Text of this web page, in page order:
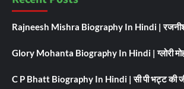
Rajneesh Mishra Biography In Hindi | रजनीश
Glory Mohanta Biography In Hindi | ग्लोरी
C P Bhatt Biography In Hindi | सी पी भट्ट की